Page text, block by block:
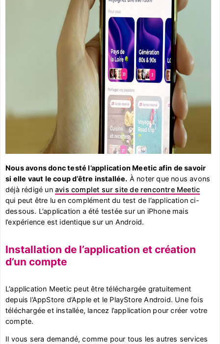
Nous avons donc testé l’application Meetic afin de savoir
si elle vaut le coup d’être installée. À noter que nous avons
déjà rédigé un avis complet sur site de rencontre Meetic
qui peut être lu en complément du test de l’application ci-
dessous. L’application a été testée sur un iPhone mais
l’expérience est identique sur un Android.
Installation de l’application et création
d’un compte
L’application Meetic peut être téléchargée gratuitement
depuis l’AppStore d’Apple et le PlayStore Android. Une fois
téléchargée et installée, lancez l’application pour créer votre
compte.
Il vous sera demandé, comme pour tous les autres services